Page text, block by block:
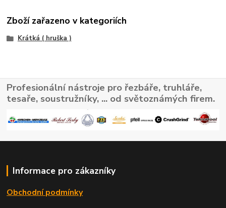
Zboží zařazeno v kategoriích
Krátká ( hruška )
Profesionální nástroje pro řezbáře, truhláře,
tesaře, soustružníky, ... od světoznámých firem.
Informace pro zákazníky
Obchodní podmínky